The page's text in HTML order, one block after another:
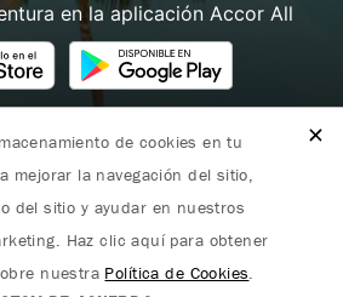
en la aplicación Accor All
forma parte de Accor.
Todos los derechos reservados.
de cookies en tu
mejorar la navegación del sitio,
del sitio y ayudar en nuestros
Haz clic aquí para obtener
nuestra Política de Cookies.